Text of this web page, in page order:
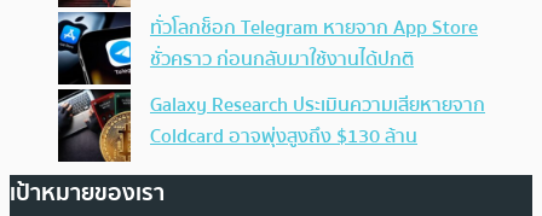
ทั่วโลกช็อก Telegram หายจาก App Store
ชั่วคราว ก่อนกลับมาใช้งานได้ปกติ
Galaxy Research ประเมินความเสียหายจาก
Coldcard อาจพุ่งสูงถึง $130 ล้าน
เป้าหมายของเรา